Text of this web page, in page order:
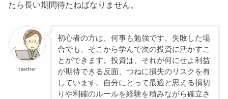
たら長い期間待たねばなりません。
teacher
初心者の方は、何事も勉強です。失敗した場
合でも、そこから学んで次の投資に活かすこ
とができます。投資は、それが何にせよ利益
が期待できる反面、つねに損失のリスクを有
しています。自分にとって最適と思える損切
りや利確のルールを経験を積みながら確立さ